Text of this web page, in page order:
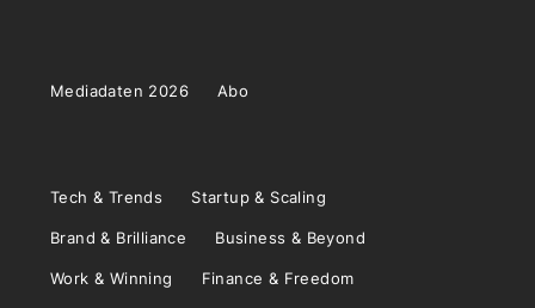
Mediadaten 2026 Abo
Tech & Trends Startup & Scaling
Brand & Brilliance Business & Beyond
Work & Winning Finance & Freedom